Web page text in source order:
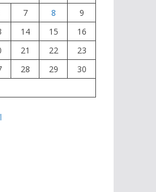
7 8
9
14 15
16
21 22
23
28 29
30